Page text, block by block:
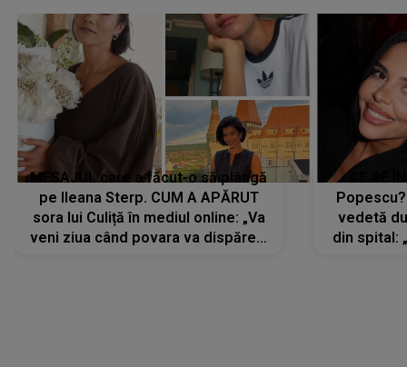
MESAJUL care a făcut-o să plângă
pe Ileana Sterp. CUM A APĂRUT
sora lui Culiță în mediul online: „Va
veni ziua când povara va dispărea,
vedetă
din spital: